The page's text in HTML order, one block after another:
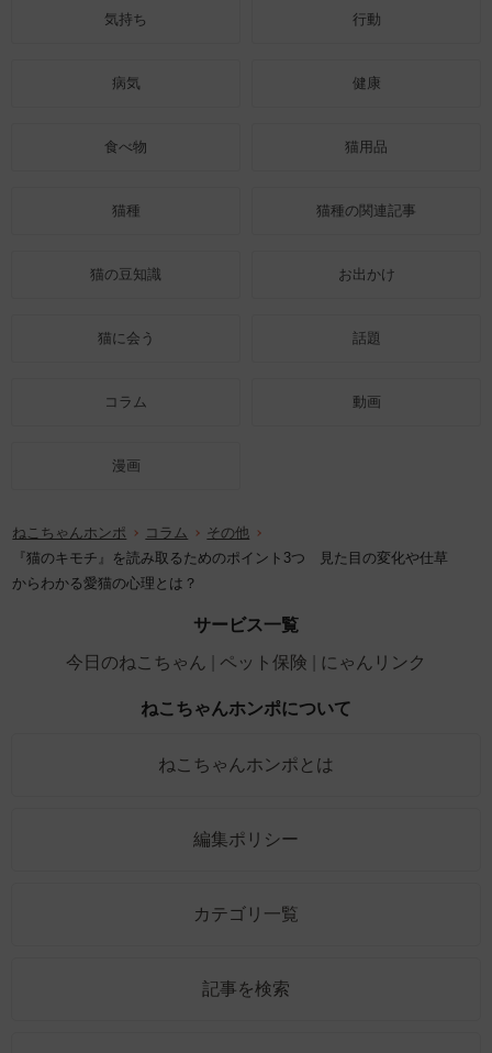
気持ち 行動
病気 健康
食べ物 猫用品
猫種 猫種の関連記事
猫の豆知識 お出かけ
猫に会う 話題
コラム 動画
漫画
ねこちゃんホンポ コラム
その他
『猫のキモチ』を読み取るためのポイント3つ 見た目の変化や仕草
からわかる愛猫の心理とは？
サービス一覧
今日のねこちゃん
ペット保険 にゃんリンク
ねこちゃんホンポについて
ねこちゃんホンポとは
編集ポリシー
カテゴリ一覧
記事を検索